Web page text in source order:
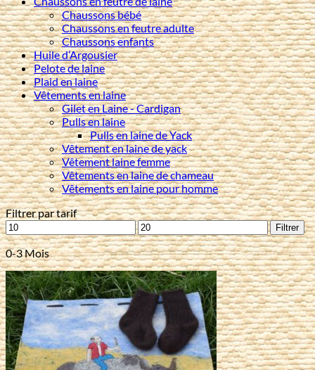
Chaussons bébé
Chaussons en feutre adulte
Chaussons enfants
Huile d’Argousier
Pelote de laine
Plaid en laine
Vêtements en laine
Gilet en Laine - Cardigan
Pulls en laine
Pulls en laine de Yack
Vêtement en laine de yack
Vêtement laine femme
Vêtements en laine de chameau
Vêtements en laine pour homme
Filtrer par tarif
Prix
min
Prix
max
Filtrer
0-3 Mois